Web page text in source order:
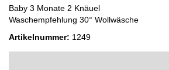
Baby 3 Monate 2 Knäuel
Waschempfehlung 30° Wollwäsche
Artikelnummer: 1249